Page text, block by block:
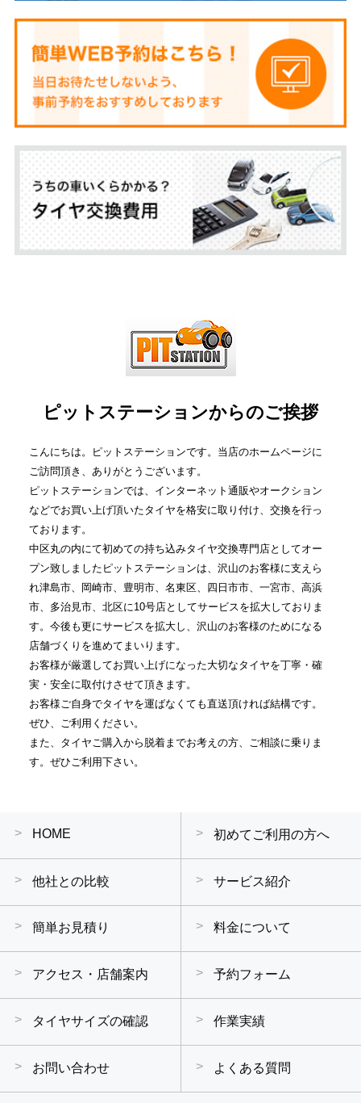
ピットステーションからのご挨拶
こんにちは。ピットステーションです。当店のホームページに
ご訪問頂き、ありがとうございます。
ピットステーションでは、インターネット通販やオークション
などでお買い上げ頂いたタイヤを格安に取り付け、交換を行っ
ております。
中区丸の内にて初めての持ち込みタイヤ交換専門店としてオー
プン致しましたピットステーションは、沢山のお客様に支えら
れ津島市、岡崎市、豊明市、名東区、四日市市、一宮市、高浜
市、多治見市、北区に10号店としてサービスを拡大しておりま
す。今後も更にサービスを拡大し、沢山のお客様のためになる
店舗づくりを進めてまいります。
お客様が厳選してお買い上げになった大切なタイヤを丁寧・確
実・安全に取付けさせて頂きます。
お客様ご自身でタイヤを運ばなくても直送頂ければ結構です。
ぜひ、ご利用ください。
また、タイヤご購入から脱着までお考えの方、ご相談に乗りま
す。ぜひご利用下さい。
HOME 初めてご利用の方へ
他社との比較 サービス紹介
簡単お見積り 料金について
アクセス・店舗案内 予約フォーム
タイヤサイズの確認 作業実績
お問い合わせ よくある質問